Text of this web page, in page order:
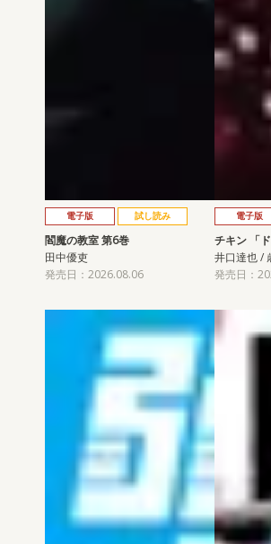
電子版 試し読み
閻魔の教室 第6巻
田中優吏
発売日：2026.08.06
電子版
チキン 「
井口達也 /
発売日：